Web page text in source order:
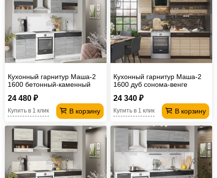
Кухонный гарнитур Маша-2
1600 бетонный-каменный
24 480 ₽
В корзину
Купить в 1 клик
Кухонный гарнитур Маша-2
1600 дуб сонома-венге
24 340 ₽
В корзину
Купить в 1 клик